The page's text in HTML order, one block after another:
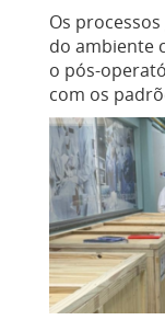
Os
do ambiente
o pós-
com os